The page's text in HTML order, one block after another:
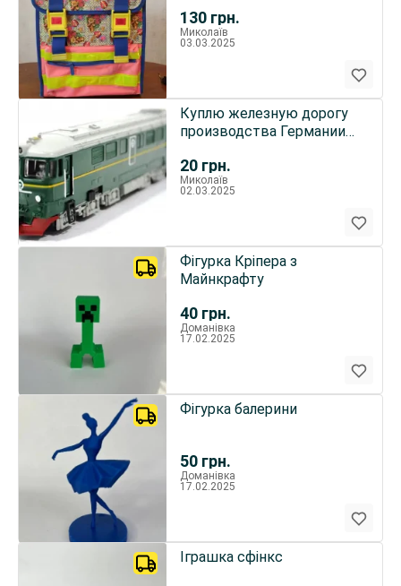
130 грн.
чехия
Миколаїв
03.03.2025
20 грн.
Куплю железную дорогу
производства Германии
Миколаїв
02.03.2025
40 грн.
Фігурка Кріпера з
Майнкрафту
Доманівка
17.02.2025
50 грн.
Фігурка балерини
Доманівка
17.02.2025
Іграшка сфінкс